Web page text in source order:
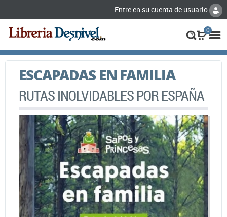
Entre en su cuenta de usuario
0
ESCAPADAS EN FAMILIA
RUTAS INOLVIDABLES POR ESPAÑA